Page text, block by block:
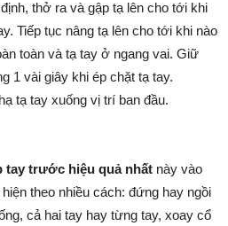
thở ra và gập tạ lên cho tới khi
Tiếp tục nâng tạ lên cho tới khi nào
toàn và tạ tay ở ngang vai. Giữ
1 vài giây khi ép chặt tạ tay.
tạ tay xuống vị trí ban đầu.
tay trước hiệu quả nhất này vào
theo nhiều cách: đứng hay ngồi
cả hai tay hay từng tay, xoay cổ